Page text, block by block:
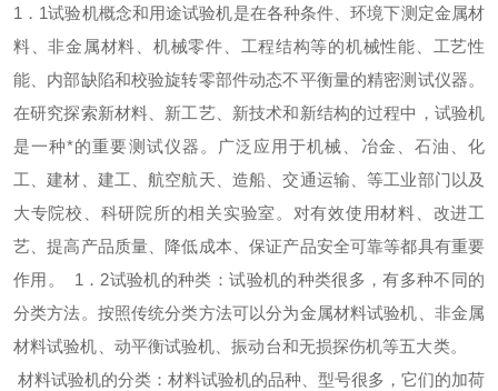
1．1试验机概念和用途试验机是在各种条件、环境下测定金属材
料、非金属材料、机械零件、工程结构等的机械性能、工艺性
能、内部缺陷和校验旋转零部件动态不平衡量的精密测试仪器。
在研究探索新材料、新工艺、新技术和新结构的过程中，试验机
是一种*的重要测试仪器。广泛应用于机械、冶金、石油、化
工、建材、建工、航空航天、造船、交通运输、等工业部门以及
大专院校、科研院所的相关实验室。对有效使用材料、改进工
艺、提高产品质量、降低成本、保证产品安全可靠等都具有重要
作用。 1．2试验机的种类：试验机的种类很多，有多种不同的
分类方法。按照传统分类方法可以分为金属材料试验机、非金属
材料试验机、动平衡试验机、振动台和无损探伤机等五大类。
材料试验机的分类：材料试验机的品种、型号很多，它们的加荷